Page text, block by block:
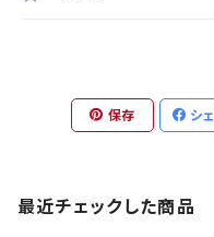
保存 シ
最近チェックした商品